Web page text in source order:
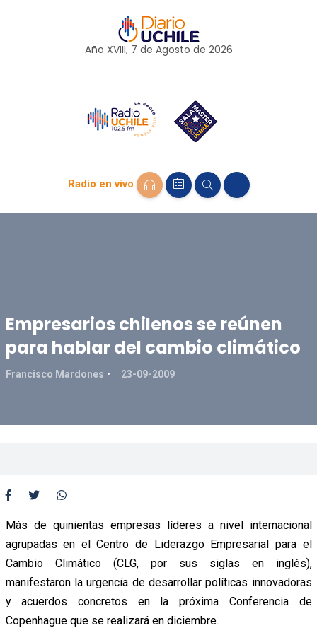
Año XVIII, 7 de Agosto de 2026
Radio en vivo
Empresarios chilenos se reúnen
para hablar del cambio climático
Francisco Mardones 23-09-2009
Más de quinientas empresas líderes a nivel internacional
agrupadas en el Centro de Liderazgo Empresarial para el
Cambio Climático (CLG, por sus siglas en inglés),
manifestaron la urgencia de desarrollar políticas innovadoras
y acuerdos concretos en la próxima Conferencia de
Copenhague que se realizará en diciembre.